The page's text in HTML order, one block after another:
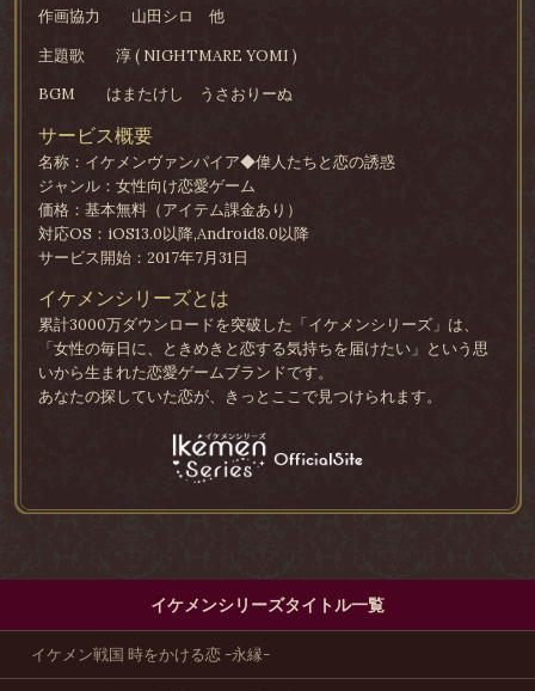
作画協力
山田シロ 他
主題歌
淳 ( NIGHTMARE YOMI )
BGM
はまたけし うさおりーぬ
サービス概要
名称：イケメンヴァンパイア◆偉人たちと恋の誘惑
ジャンル：女性向け恋愛ゲーム
価格：基本無料（アイテム課金あり）
対応OS：iOS13.0以降,Android8.0以降
サービス開始：2017年7月31日
イケメンシリーズとは
累計3000万ダウンロードを突破した「イケメンシリーズ」は、
「女性の毎日に、ときめきと恋する気持ちを届けたい」という思
いから生まれた恋愛ゲームブランドです。
あなたの探していた恋が、きっとここで見つけられます。
イケメンシリーズタイトル一覧
イケメン戦国 時をかける恋 -永縁-